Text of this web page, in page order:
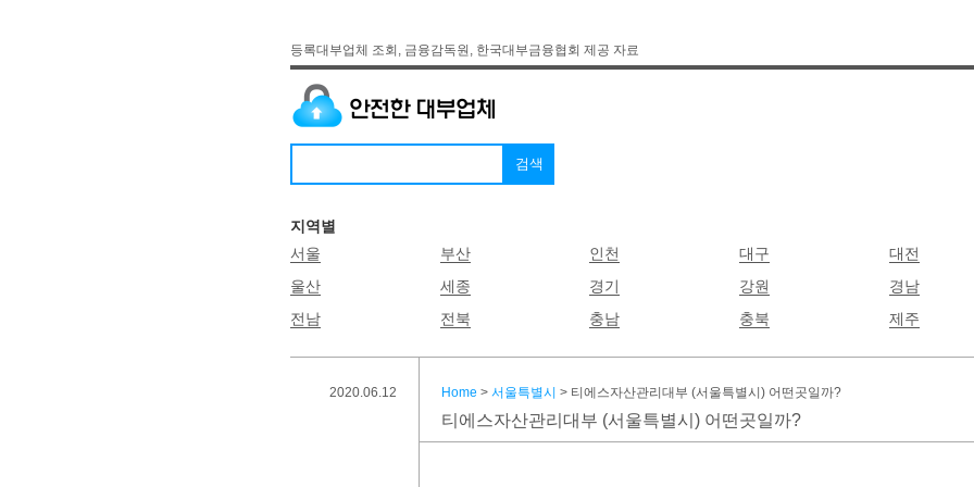
등록대부업체 조회, 금융감독원, 한국대부금융협회 제공 자료
지역별
서울
부산 인천 대구 대전
울산
세종 경기 강원 경남
전남
전북 충남 충북 제주
2020.06.12 Home > 서울특별시 > 티에스자산관리대부 (서울특별시) 어떤곳일까?
티에스자산관리대부 (서울특별시) 어떤곳일까?